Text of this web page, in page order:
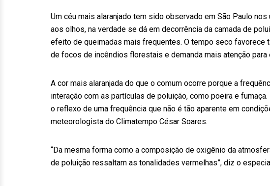
Um céu mais alaranjado tem sido observado em São Paulo
aos olhos, na verdade se dá em decorrência da camada de
efeito de queimadas mais frequentes. O tempo seco favorece
de focos de incêndios florestais e demanda mais atenção para
A cor mais alaranjada do que o comum ocorre porque a
interação com as partículas de poluição, como poeira e
o reflexo de uma frequência que não é tão aparente em
meteorologista do Climatempo César Soares.
“Da mesma forma como a composição de oxigênio da
de poluição ressaltam as tonalidades vermelhas”, diz o